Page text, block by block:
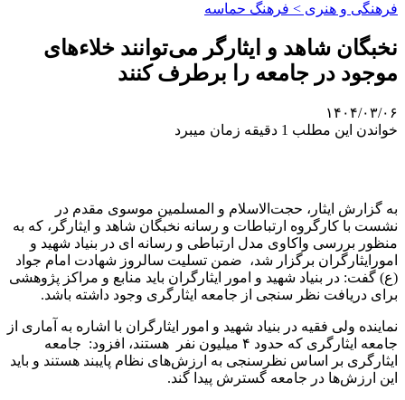
فرهنگی و هنری > فرهنگ حماسه
نخبگان شاهد و ایثارگر می‌توانند خلاء‌های
موجود در جامعه را برطرف کنند
۱۴۰۴/۰۳/۰۶
خواندن این مطلب 1 دقیقه زمان میبرد
به گزارش ایثار، حجت‌الاسلام و المسلمین موسوی مقدم در
نشست با کارگروه ارتباطات و رسانه نخبگان شاهد و ایثارگر، که به
منظور بررسی واکاوی مدل ارتباطی و رسانه ای در بنیاد شهید و
امورایثارگران برگزار شد، ضمن تسلیت سالروز شهادت امام جواد
(ع) گفت: در بنیاد شهید و امور ایثارگران باید منابع و مراکز پژوهشی
برای دریافت نظر سنجی از جامعه ایثارگری وجود داشته باشد.
نماینده ولی فقیه در بنیاد شهید و امور ایثارگران با اشاره به آماری از
جامعه ایثارگری که حدود ۴ میلیون نفر هستند، افزود: جامعه
ایثارگری بر اساس نظرسنجی به ارزش‌های نظام پایبند هستند و باید
این ارزش‌ها در جامعه گسترش پیدا گند.